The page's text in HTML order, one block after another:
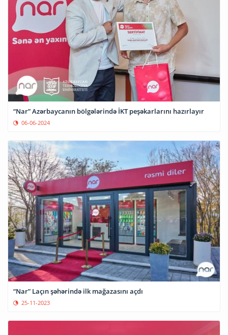
“Nar” Azərbaycanın bölgələrində İKT peşəkarlarını hazırlayır
06-06-2024
“Nar” Laçın şəhərində ilk mağazasını açdı
25-11-2023